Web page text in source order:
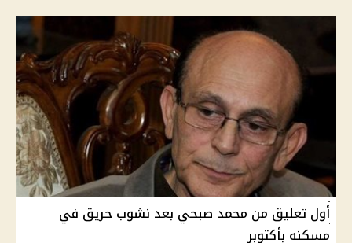
أول تعليق من محمد صبحي بعد نشوب حريق في
مسكنه بأكتوبر